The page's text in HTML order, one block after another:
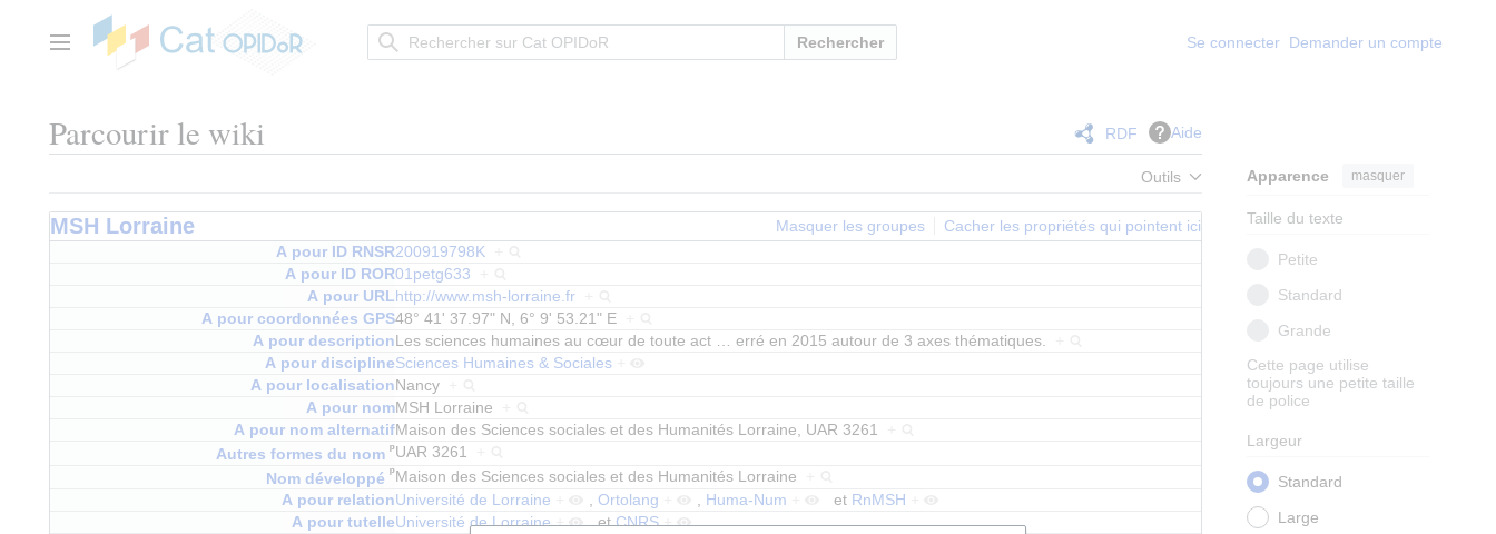
contenuMenu principal Rechercher Se connecter Demander un compte
Parcourir le wiki RDF Aide
Outils Apparence masquer
Taille du texte
Petite
Standard
Grande
Cette page utilise
toujours une petite taille
de police
Largeur
Standard
Large
MSH Lorraine Masquer les groupes
Cacher les propriétés qui pointent ici
A pour ID RNSR200919798K
A pour ID ROR01petg633
A pour URLhttp://www.msh-lorraine.fr
A pour coordonnées GPS48° 41' 37.97" N, 6° 9' 53.21" E
A pour descriptionLes sciences humaines au cœur de toute act …erré en 2015 autour de 3 axes thématiques.
A pour disciplineSciences Humaines & Sociales
A pour localisationNancy
A pour nomMSH Lorraine
A pour nom alternatifMaison des Sciences sociales et des Humanités Lorraine, UAR 3261
Autres formes du nom ᵖUAR 3261
Nom développé ᵖMaison des Sciences sociales et des Humanités Lorraine
A pour relationUniversité de Lorraine , Ortolang , Huma-Num et RnMSH
A pour tutelleUniversité de Lorraine + etCNRS +